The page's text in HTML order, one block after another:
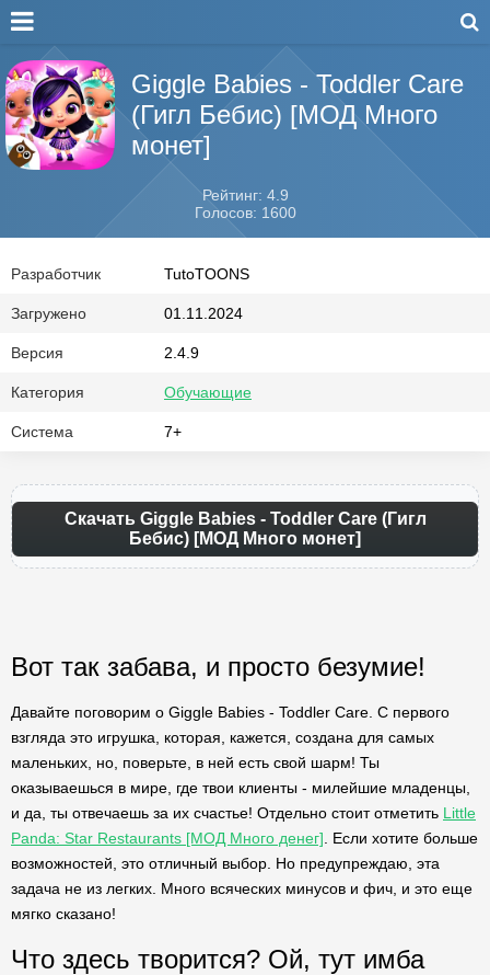
Giggle Babies - Toddler Care
(Гигл Бебис) [МОД Много
монет]
Рейтинг: 4.9
Голосов: 1600
Разработчик TutoTOONS
Загружено 01.11.2024
Версия 2.4.9
Категория Обучающие
Система 7+
Скачать Giggle Babies - Toddler Care (Гигл
Бебис) [МОД Много монет]
Вот так забава, и просто безумие!
Давайте поговорим о Giggle Babies - Toddler Care. С первого
взгляда это игрушка, которая, кажется, создана для самых
маленьких, но, поверьте, в ней есть свой шарм! Ты
оказываешься в мире, где твои клиенты - милейшие младенцы,
и да, ты отвечаешь за их счастье! Отдельно стоит отметить Little
Panda: Star Restaurants [МОД Много денег] . Если хотите больше
возможностей, это отличный выбор. Но предупреждаю, эта
задача не из легких. Много всяческих минусов и фич, и это еще
мягко сказано!
Что здесь творится? Ой, тут имба